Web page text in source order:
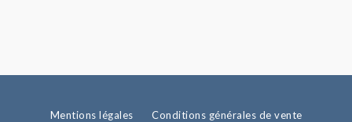
Mentions légales
Conditions générales de vente